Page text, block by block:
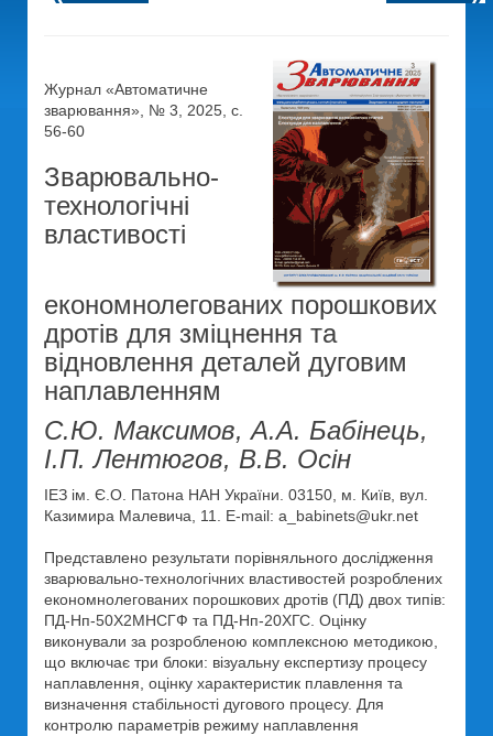
Журнал «Автоматичне
зварювання», № 3, 2025, с.
56-60
Зварювально-
технологічні
властивості
економнолегованих порошкових
дротів для зміцнення та
відновлення деталей дуговим
наплавленням
С.Ю. Максимов, А.А. Бабінець,
І.П. Лентюгов, В.В. Осін
ІЕЗ ім. Є.О. Патона НАН України. 03150, м. Київ, вул.
Казимира Малевича, 11. E-mail: a_babinets@ukr.net
Представлено результати порівняльного дослідження
зварювально-технологічних властивостей розроблених
економнолегованих порошкових дротів (ПД) двох типів:
ПД-Нп-50Х2МНСГФ та ПД-Нп-20ХГС. Оцінку
виконували за розробленою комплексною методикою,
що включає три блоки: візуальну експертизу процесу
наплавлення, оцінку характеристик плавлення та
визначення стабільності дугового процесу. Для
контролю параметрів режиму наплавлення